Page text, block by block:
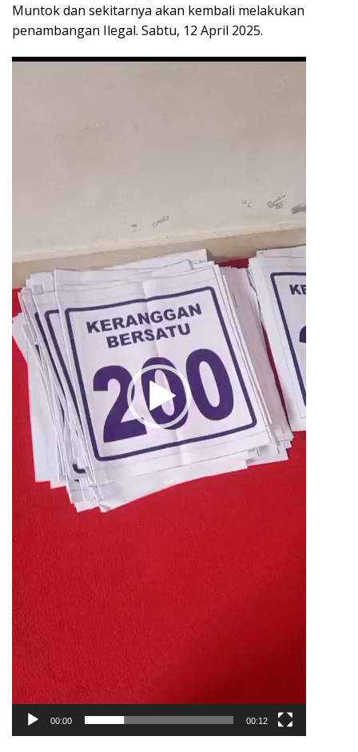
Muntok dan sekitarnya akan kembali melakukan
penambangan Ilegal. Sabtu, 12 April 2025.
Pemutar
00:00 00:12